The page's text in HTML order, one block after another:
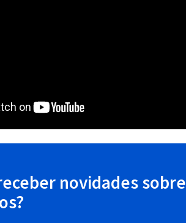
novidades sobre